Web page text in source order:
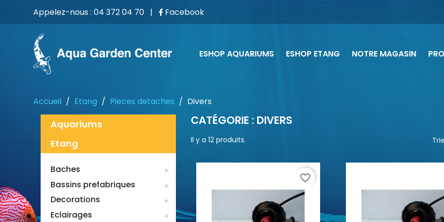
Appelez-nous : 04 372 04 70 | Facebook
ESHOP AQUARIUMS ESHOP ETANG NOTRE MAGASIN
Accueil Etang Pieces detaches Divers
Aquariums
Etang
Baches 
Bassins prefabriques 
Decorations 
Eclairages 
CATÉGORIE : DIVERS
Il y a 12 produits.
favorite_border